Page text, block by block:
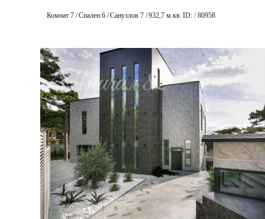
Комнат 7 /Спален 6 /Санузлов 7 /932,7 м.кв. ID: / 80958